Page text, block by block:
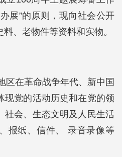
展”的原则，现向社会公开
、老物件等资料和实物。
区在革命战争年代、新中国
现党的活动历史和在党的领
社会、生态文明及人民生活
报纸、信件、 录音录像等